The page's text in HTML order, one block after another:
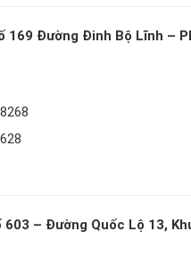
169 Đường Đinh Bộ Lĩnh –
603 – Đường Quốc Lộ 13,